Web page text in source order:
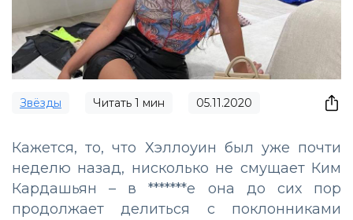
Звёзды Читать 1 мин 05.11.2020
Кажется, то, что Хэллоуин был уже почти
неделю назад, нисколько не смущает Ким
Кардашьян – в *******е она до сих пор
продолжает делиться с поклонниками